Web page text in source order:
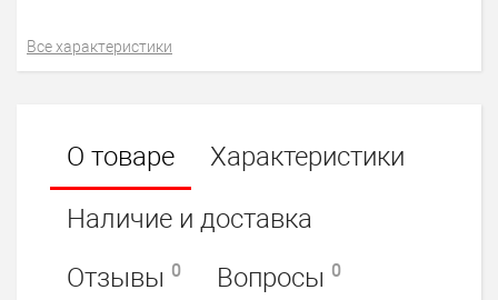
Все характеристики
О товаре
Характеристики
Наличие и доставка
Отзывы 0 Вопросы 0